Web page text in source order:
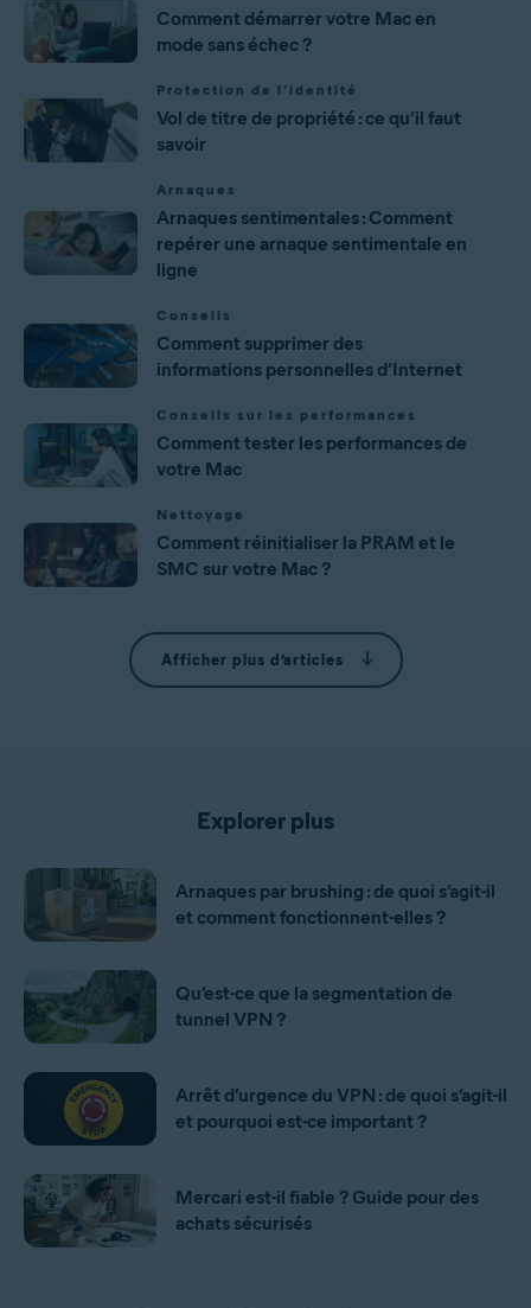
Comment démarrer votre Mac en
mode sans échec ?
Protection de l’identité
Vol de titre de propriété : ce qu’il faut
savoir
Arnaques
Arnaques sentimentales : Comment
repérer une arnaque sentimentale en
ligne
Conseils
Comment supprimer des
informations personnelles d’Internet
Conseils sur les performances
Comment tester les performances de
votre Mac
Nettoyage
Comment réinitialiser la PRAM et le
SMC sur votre Mac ?
Afficher plus d’articles
Explorer plus
Arnaques par brushing : de quoi s’agit-il
et comment fonctionnent-elles ?
Qu’est-ce que la segmentation de
tunnel VPN ?
Arrêt d’urgence du VPN : de quoi s’agit-il
et pourquoi est-ce important ?
Mercari est-il fiable ? Guide pour des
achats sécurisés